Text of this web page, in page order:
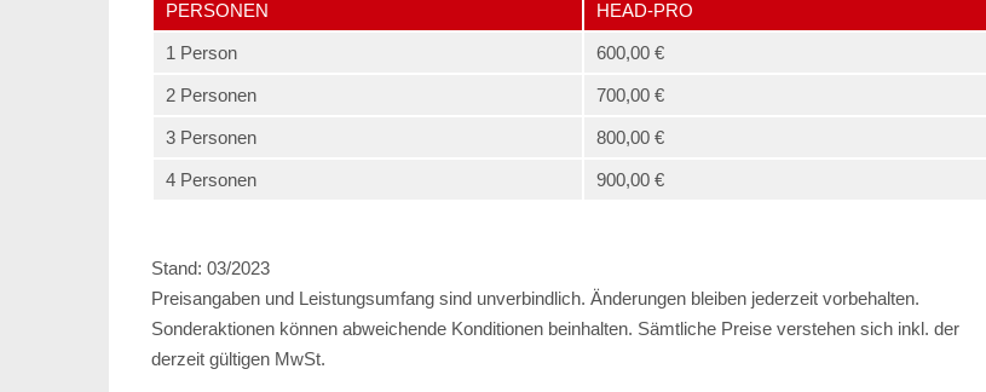
PERSONEN HEAD-PRO
1 Person 600,00 €
2 Personen 700,00 €
3 Personen 800,00 €
4 Personen 900,00 €
Stand: 03/2023
Preisangaben und Leistungsumfang sind unverbindlich. Änderungen bleiben jederzeit vorbehalten.
Sonderaktionen können abweichende Konditionen beinhalten. Sämtliche Preise verstehen sich inkl. der
derzeit gültigen MwSt.